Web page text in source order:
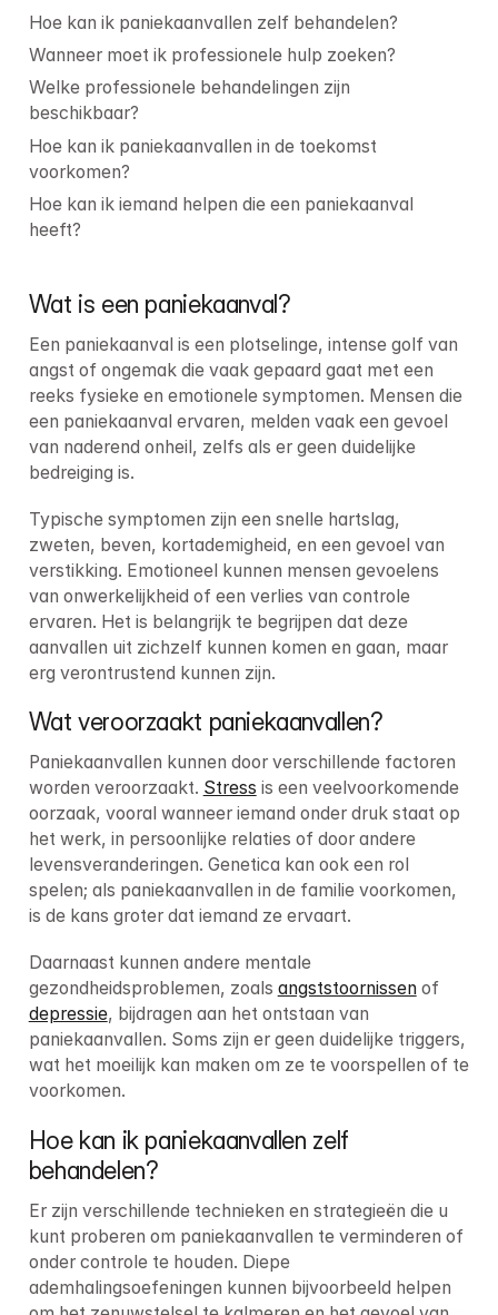
Wat is een paniekaanval?
Een paniekaanval is een plotselinge, intense golf van
angst of ongemak die vaak gepaard gaat met een
reeks fysieke en emotionele symptomen. Mensen die
een paniekaanval ervaren, melden vaak een gevoel
van naderend onheil, zelfs als er geen duidelijke
bedreiging is.
Typische symptomen zijn een snelle hartslag,
zweten, beven, kortademigheid, en een gevoel van
verstikking. Emotioneel kunnen mensen gevoelens
van onwerkelijkheid of een verlies van controle
ervaren. Het is belangrijk te begrijpen dat deze
aanvallen uit zichzelf kunnen komen en gaan, maar
erg verontrustend kunnen zijn.
Wat veroorzaakt paniekaanvallen?
Paniekaanvallen kunnen door verschillende factoren
worden veroorzaakt. Stress is een veelvoorkomende
oorzaak, vooral wanneer iemand onder druk staat op
het werk, in persoonlijke relaties of door andere
levensveranderingen. Genetica kan ook een rol
spelen; als paniekaanvallen in de familie voorkomen,
is de kans groter dat iemand ze ervaart.
Daarnaast kunnen andere mentale
gezondheidsproblemen, zoals angststoornissen
of
depressie, bijdragen aan het ontstaan van
paniekaanvallen. Soms zijn er geen duidelijke triggers,
wat het moeilijk kan maken om ze te voorspellen of te
voorkomen.
Hoe kan ik paniekaanvallen zelf
behandelen?
Er zijn verschillende technieken en strategieën die u
kunt proberen om paniekaanvallen te verminderen of
onder controle te houden. Diepe
ademhalingsoefeningen kunnen bijvoorbeeld helpen
Hoe kan ik paniekaanvallen zelf behandelen?
Wanneer moet ik professionele hulp zoeken?
Welke professionele behandelingen zijn
beschikbaar?
Hoe kan ik paniekaanvallen in de toekomst
voorkomen?
Hoe kan ik iemand helpen die een paniekaanval
heeft?